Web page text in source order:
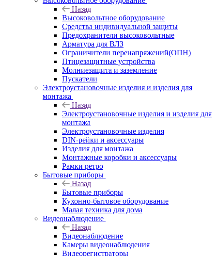
Назад
Высоковольтное оборудование
Средства индивидуальной защиты
Предохранители высоковольтные
Арматура для ВЛЗ
Ограничители перенапряжений(ОПН)
Птицезащитные устройства
Молниезащита и заземление
Пускатели
Электроустановочные изделия и изделия для
монтажа
Назад
Электроустановочные изделия и изделия для
монтажа
Электроустановочные изделия
DIN-рейки и аксессуары
Изделия для монтажа
Монтажные коробки и аксессуары
Рамки ретро
Бытовые приборы
Назад
Бытовые приборы
Кухонно-бытовое оборудование
Малая техника для дома
Видеонаблюдение
Назад
Видеонаблюдение
Камеры видеонаблюдения
Видеорегистраторы